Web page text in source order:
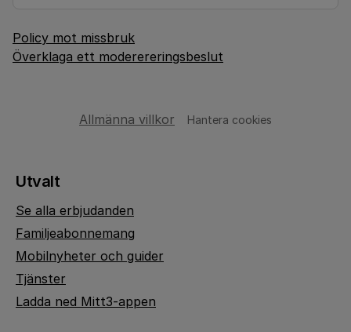
Policy mot missbruk
Överklaga ett moderereringsbeslut
Allmänna villkor Hantera cookies
Utvalt
Se alla erbjudanden
Familjeabonnemang
Mobilnyheter och guider
Tjänster
Ladda ned Mitt3-appen